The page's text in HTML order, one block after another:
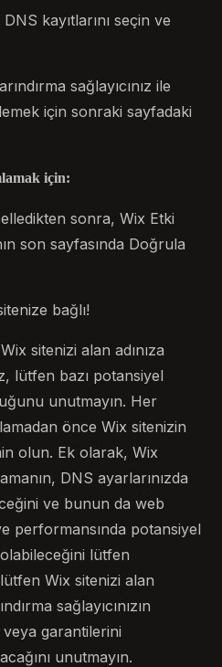
kayıtlarını seçin ve
sağlayıcınız ile
için sonraki sayfadaki
için:
sonra, Wix Etki
son sayfasında Doğrula
bağlı!
sitenizi alan adınıza
lütfen bazı potansiyel
unutmayın. Her
önce Wix sitenizin
olun. Ek olarak, Wix
DNS ayarlarınızda
ve bunun da web
performansında potansiyel
lütfen
Wix sitenizi alan
sağlayıcınızın
garantilerini
unutmayın.